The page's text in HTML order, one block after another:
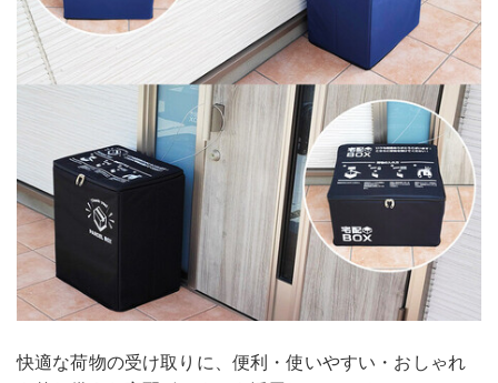
快適な荷物の受け取りに、便利・使いやすい・おしゃれ